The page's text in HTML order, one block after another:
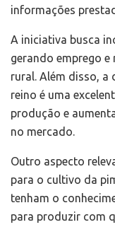
informações
A iniciativa busca
gerando emprego
rural. Além disso, a
reino é uma
produção e
no mercado.
Outro aspecto
para o cultivo da
tenham o
para produzir com